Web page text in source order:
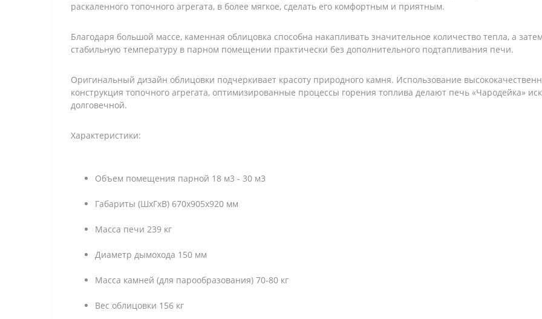
раскаленного топочного агрегата, в более мягкое, сделать его комфортным и приятным.
Благодаря большой массе, каменная облицовка способна накапливать значительное количество тепла, а
стабильную температуру в парном помещении практически без дополнительного подтапливания печи.
Оригинальный дизайн облицовки подчеркивает красоту природного камня. Использование
конструкция топочного агрегата, оптимизированные процессы горения топлива делают печь «Чародейка»
долговечной.
Характеристики:
Объем помещения парной 18 м3 - 30 м3
Габариты (ШхГхВ) 670х905х920 мм
Масса печи 239 кг
Диаметр дымохода 150 мм
Масса камней (для парообразования) 70-80 кг
Вес облицовки 156 кг